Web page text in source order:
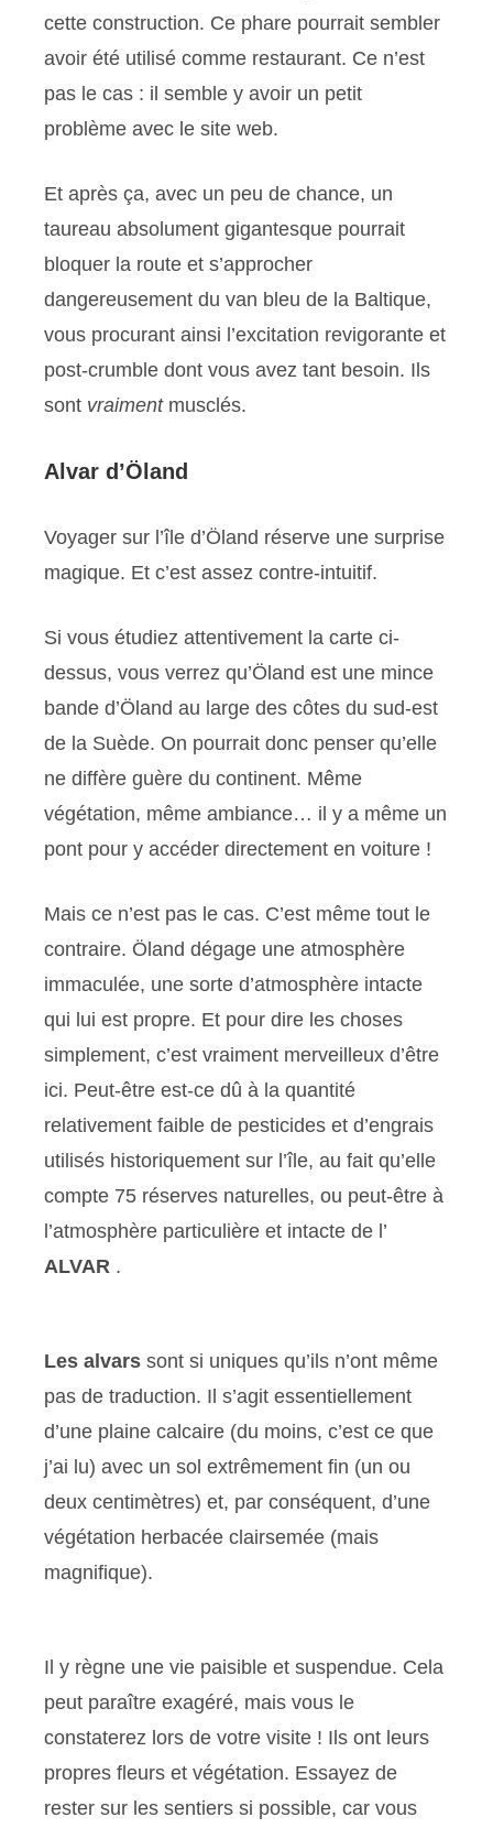
cette construction. Ce phare pourrait sembler
avoir été utilisé comme restaurant. Ce n’est
pas le cas : il semble y avoir un petit
problème avec le site web.
Et après ça, avec un peu de chance, un
taureau absolument gigantesque pourrait
bloquer la route et s’approcher
dangereusement du van bleu de la Baltique,
vous procurant ainsi l’excitation revigorante et
post-crumble dont vous avez tant besoin. Ils
sont vraimentmusclés.
Alvar d’Öland
Voyager sur l’île d’Öland réserve une surprise
magique. Et c’est assez contre-intuitif.
Si vous étudiez attentivement la carte ci-
dessus, vous verrez qu’Öland est une mince
bande d’Öland au large des côtes du sud-est
de la Suède. On pourrait donc penser qu’elle
ne diffère guère du continent. Même
végétation, même ambiance… il y a même un
pont pour y accéder directement en voiture !
Mais ce n’est pas le cas. C’est même tout le
contraire. Öland dégage une atmosphère
immaculée, une sorte d’atmosphère intacte
qui lui est propre. Et pour dire les choses
simplement, c’est vraiment merveilleux d’être
ici. Peut-être est-ce dû à la quantité
relativement faible de pesticides et d’engrais
utilisés historiquement sur l’île, au fait qu’elle
compte 75 réserves naturelles, ou peut-être à
l’atmosphère particulière et intacte de l’
ALVAR .
Les alvars sont si uniques qu’ils n’ont même
pas de traduction. Il s’agit essentiellement
d’une plaine calcaire (du moins, c’est ce que
j’ai lu) avec un sol extrêmement fin (un ou
deux centimètres) et, par conséquent, d’une
végétation herbacée clairsemée (mais
magnifique).
Il y règne une vie paisible et suspendue. Cela
peut paraître exagéré, mais vous le
constaterez lors de votre visite ! Ils ont leurs
propres fleurs et végétation. Essayez de
rester sur les sentiers si possible, car vous